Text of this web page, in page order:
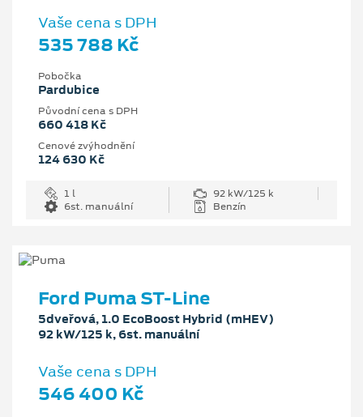
Vaše cena s DPH
535 788 Kč
Pobočka
Pardubice
Původní cena s DPH
660 418 Kč
Cenové zvýhodnění
124 630 Kč
1 l
92 kW/125 k
6st. manuální
Benzín
Ford Puma ST-Line
5dveřová, 1.0 EcoBoost Hybrid (mHEV)
92 kW/125 k, 6st. manuální
Vaše cena s DPH
546 400 Kč